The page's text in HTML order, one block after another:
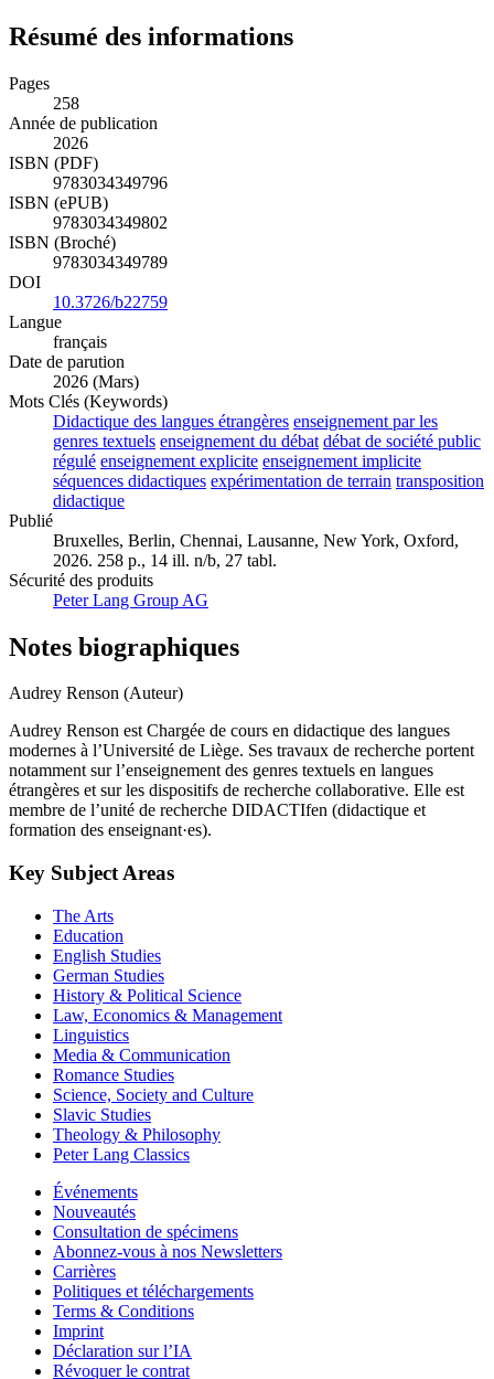
Résumé des informations
Pages
258
Année de publication
2026
ISBN (PDF)
9783034349796
ISBN (ePUB)
9783034349802
ISBN (Broché)
9783034349789
DOI
10.3726/b22759
Langue
français
Date de parution
2026 (Mars)
Mots Clés (Keywords)
Didactique des langues étrangères enseignement par les
genres textuels enseignement du débat débat de société public
régulé enseignement explicite enseignement implicite
séquences didactiques expérimentation de terrain transposition
didactique
Publié
Bruxelles, Berlin, Chennai, Lausanne, New York, Oxford,
2026. 258 p., 14 ill. n/b, 27 tabl.
Sécurité des produits
Peter Lang Group AG
Notes biographiques
Audrey Renson (Auteur)
Audrey Renson est Chargée de cours en didactique des langues
modernes à l’Université de Liège. Ses travaux de recherche portent
notamment sur l’enseignement des genres textuels en langues
étrangères et sur les dispositifs de recherche collaborative. Elle est
membre de l’unité de recherche DIDACTIfen (didactique et
formation des enseignant·es).
Key Subject Areas
The Arts
Education
English Studies
German Studies
History & Political Science
Law, Economics & Management
Linguistics
Media & Communication
Romance Studies
Science, Society and Culture
Slavic Studies
Theology & Philosophy
Peter Lang Classics
Événements
Nouveautés
Consultation de spécimens
Abonnez-vous à nos Newsletters
Carrières
Politiques et téléchargements
Terms & Conditions
Imprint
Déclaration sur l’IA
Révoquer le contrat